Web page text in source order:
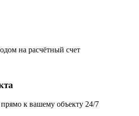
на расчётный счет
к вашему объекту 24/7